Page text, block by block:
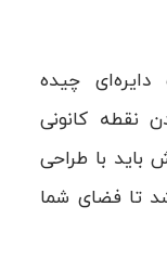
چیده
نقطه کانونی
با طراحی
تا فضای شما